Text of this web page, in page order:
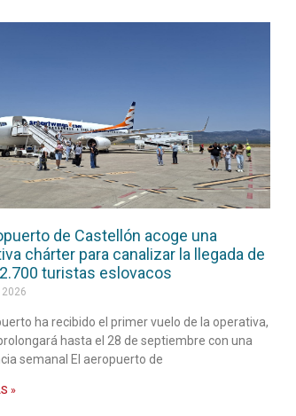
de Castellón acoge una
chárter para canalizar la llegada de
turistas eslovacos
ha recibido el primer vuelo de la operativa,
hasta el 28 de septiembre con una
semanal El aeropuerto de
»